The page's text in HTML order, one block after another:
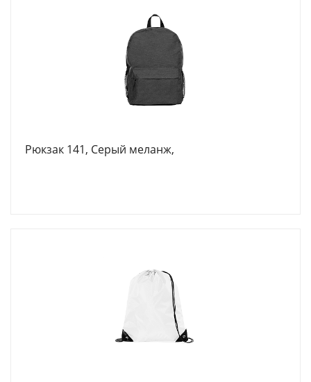
Рюкзак 141, Серый меланж,